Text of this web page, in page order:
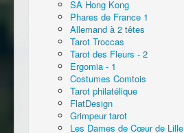
SA Hong Kong
Phares de France 1
Allemand à 2 têtes
Tarot Troccas
Tarot des Fleurs - 2
Ergomia - 1
Costumes Comtois
Tarot philatélique
FlatDesign
Grimpeur tarot
Les Dames de Cœur de Lille